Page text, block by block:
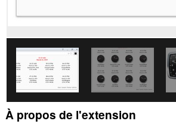
À propos de l'extension